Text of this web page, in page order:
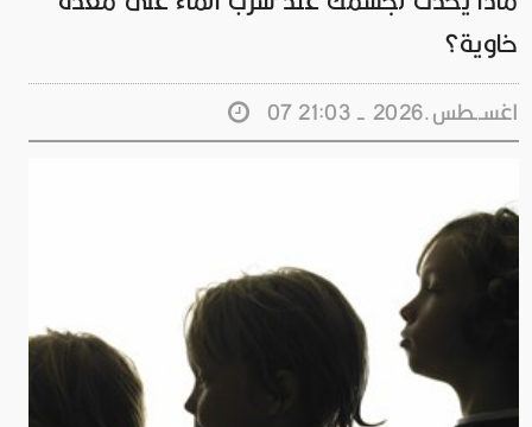
خاوية؟
07 اغســطس.2026 - 21:03